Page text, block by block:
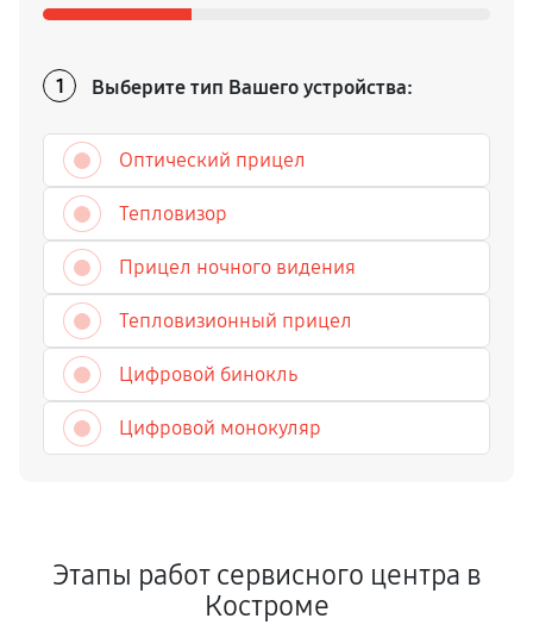
1 Выберите тип Вашего устройства:
Оптический прицел
Тепловизор
Прицел ночного видения
Тепловизионный прицел
Цифровой бинокль
Цифровой монокуляр
Этапы работ сервисного центра в
Костроме